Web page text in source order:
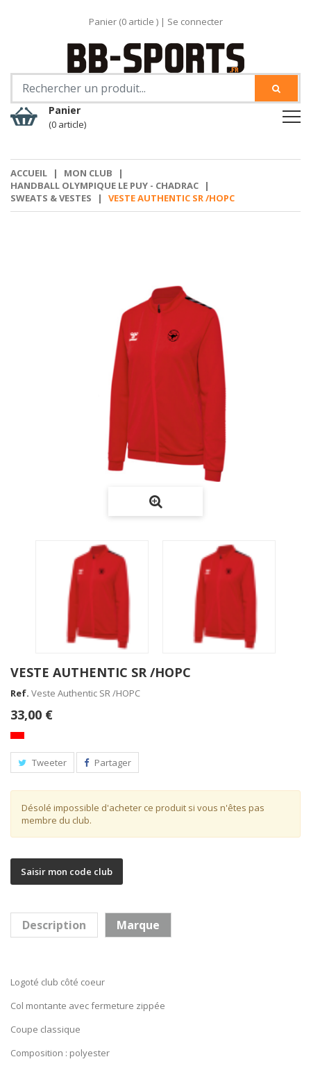
Panier (0article ) | Se connecter
Panier
(0 article)
ACCUEIL | MON CLUB
|
HANDBALL OLYMPIQUE LE PUY - CHADRAC
|
SWEATS & VESTES
| VESTE AUTHENTIC SR /HOPC
VESTE AUTHENTIC SR /HOPC
Ref. Veste Authentic SR /HOPC
33,00 €
Tweeter Partager
Désolé impossible d'acheter ce produit si vous n'êtes pas
membre du club.
Saisir mon code club
Description Marque
Logoté club côté coeur
Col montante avec fermeture zippée
Coupe classique
Composition : polyester